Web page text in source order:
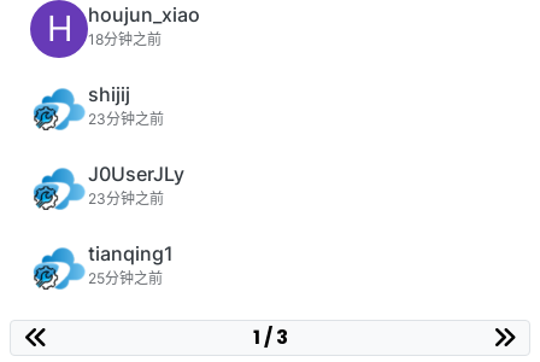
H houjun_xiao
18分钟之前
shijij
23分钟之前
J0UserJLy
23分钟之前
tianqing1
25分钟之前
1 / 3